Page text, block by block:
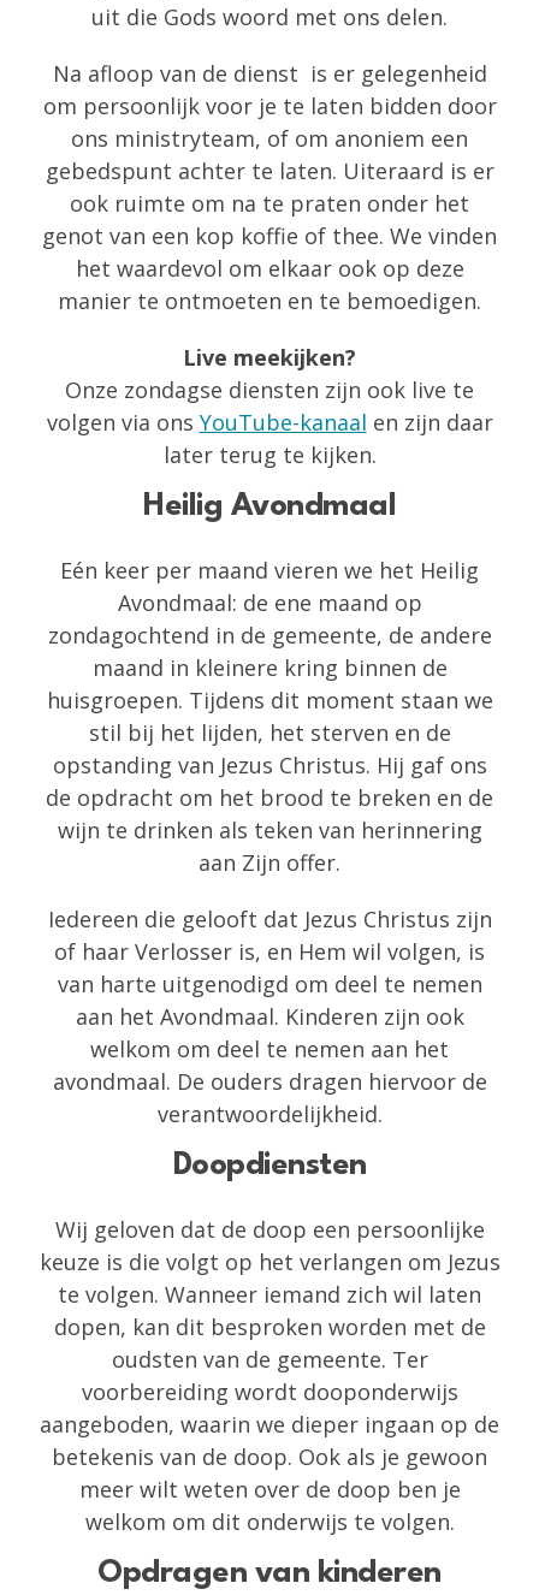
uit die Gods woord met ons delen.
Na afloop van de dienst is er gelegenheid
om persoonlijk voor je te laten bidden door
ons ministryteam, of om anoniem een
gebedspunt achter te laten. Uiteraard is er
ook ruimte om na te praten onder het
genot van een kop koffie of thee. We vinden
het waardevol om elkaar ook op deze
manier te ontmoeten en te bemoedigen.
Live meekijken?
Onze zondagse diensten zijn ook live te
volgen via ons YouTube-kanaal en zijn daar
later terug te kijken.
Heilig Avondmaal
Eén keer per maand vieren we het Heilig
Avondmaal: de ene maand op
zondagochtend in de gemeente, de andere
maand in kleinere kring binnen de
huisgroepen. Tijdens dit moment staan we
stil bij het lijden, het sterven en de
opstanding van Jezus Christus. Hij gaf ons
de opdracht om het brood te breken en de
wijn te drinken als teken van herinnering
aan Zijn offer.
Iedereen die gelooft dat Jezus Christus zijn
of haar Verlosser is, en Hem wil volgen, is
van harte uitgenodigd om deel te nemen
aan het Avondmaal. Kinderen zijn ook
welkom om deel te nemen aan het
avondmaal. De ouders dragen hiervoor de
verantwoordelijkheid.
Doopdiensten
Wij geloven dat de doop een persoonlijke
keuze is die volgt op het verlangen om Jezus
te volgen. Wanneer iemand zich wil laten
dopen, kan dit besproken worden met de
oudsten van de gemeente. Ter
voorbereiding wordt dooponderwijs
aangeboden, waarin we dieper ingaan op de
betekenis van de doop. Ook als je gewoon
meer wilt weten over de doop ben je
welkom om dit onderwijs te volgen.
Opdragen van kinderen